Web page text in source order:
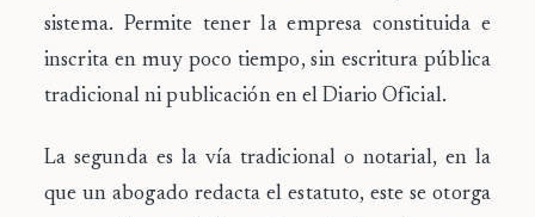
sistema. Permite tener la empresa constituida e
inscrita en muy poco tiempo, sin escritura pública
tradicional ni publicación en el Diario Oficial.
La segunda es la vía tradicional o notarial, en la
que un abogado redacta el estatuto, este se otorga